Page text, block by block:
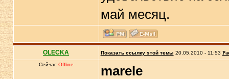
май месяц.
OLECKA Показать ссылку этой темы 20.05.2010 - 11:53
Сейчас Offline
marele